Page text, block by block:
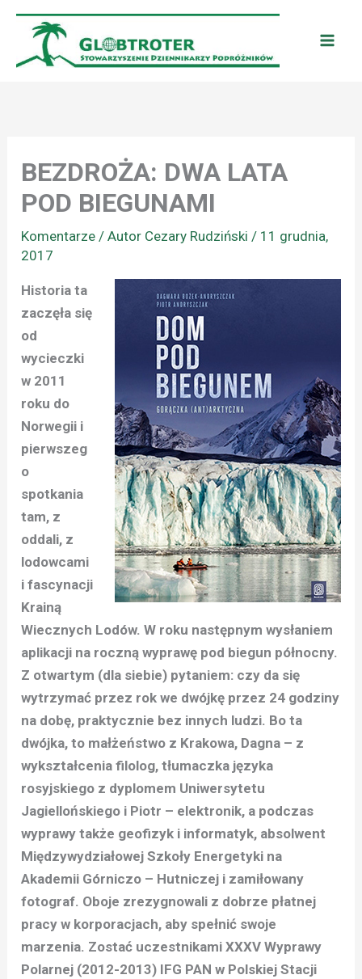
Przejdź
treści
BEZDROŻA: DWA LATA
POD BIEGUNAMI
Komentarze / Autor Cezary Rudziński/ 11 grudnia,
2017
Historia ta
zaczęła się
od
wycieczki
w 2011
roku do
Norwegii i
pierwszeg
o
spotkania
tam, z
oddali, z
lodowcami
i fascynacji
Krainą
Wiecznych Lodów. W roku następnym wysłaniem
aplikacji na roczną wyprawę pod biegun północny.
Z otwartym (dla siebie) pytaniem: czy da się
wytrzymać przez rok we dwójkę przez 24 godziny
na dobę, praktycznie bez innych ludzi. Bo ta
dwójka, to małżeństwo z Krakowa, Dagna – z
wykształcenia filolog, tłumaczka języka
rosyjskiego z dyplomem Uniwersytetu
Jagiellońskiego i Piotr – elektronik, a podczas
wyprawy także geofizyk i informatyk, absolwent
Międzywydziałowej Szkoły Energetyki na
Akademii Górniczo – Hutniczej i zamiłowany
fotograf. Oboje zrezygnowali z dobrze płatnej
pracy w korporacjach, aby spełnić swoje
marzenia. Zostać uczestnikami XXXV Wyprawy
Polarnej (2012-2013) IFG PAN w Polskiej Stacji